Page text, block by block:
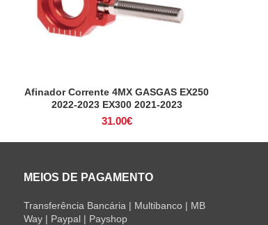
ADICIONAR
Afinador Corrente 4MX GASGAS EX250
2022-2023 EX300 2021-2023
31.00€
MEIOS DE PAGAMENTO
Transferência Bancária | Multibanco | MB
Way | Paypal | Payshop